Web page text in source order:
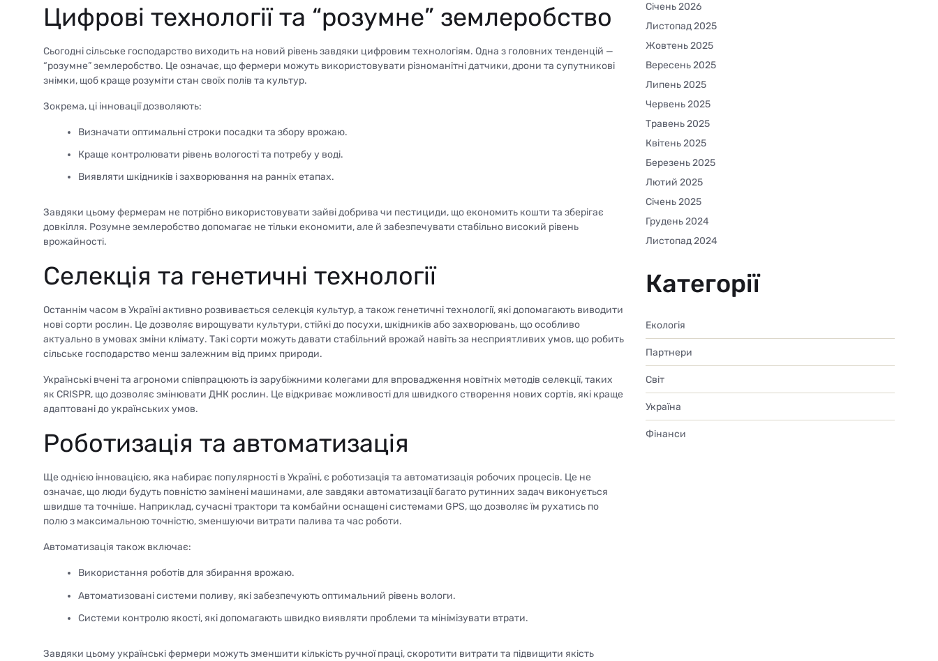
Цифрові технології та “розумне” землеробство
Сьогодні сільське господарство виходить на новий рівень завдяки цифровим технологіям. Одна з головних тенденцій —
“розумне” землеробство. Це означає, що фермери можуть використовувати різноманітні датчики, дрони та супутникові
знімки, щоб краще розуміти стан своїх полів та культур.
Зокрема, ці інновації дозволяють:
Визначати оптимальні строки посадки та збору врожаю.
Краще контролювати рівень вологості та потребу у воді.
Виявляти шкідників і захворювання на ранніх етапах.
Завдяки цьому фермерам не потрібно використовувати зайві добрива чи пестициди, що економить кошти та зберігає
довкілля. Розумне землеробство допомагає не тільки економити, але й забезпечувати стабільно високий рівень
врожайності.
Селекція та генетичні технології
Останнім часом в Україні активно розвивається селекція культур, а також генетичні технології, які допомагають виводити
нові сорти рослин. Це дозволяє вирощувати культури, стійкі до посухи, шкідників або захворювань, що особливо
актуально в умовах зміни клімату. Такі сорти можуть давати стабільний врожай навіть за несприятливих умов, що робить
сільське господарство менш залежним від примх природи.
Українські вчені та агрономи співпрацюють із зарубіжними колегами для впровадження новітніх методів селекції, таких
як CRISPR, що дозволяє змінювати ДНК рослин. Це відкриває можливості для швидкого створення нових сортів, які краще
адаптовані до українських умов.
Роботизація та автоматизація
Ще однією інновацією, яка набирає популярності в Україні, є роботизація та автоматизація робочих процесів. Це не
означає, що люди будуть повністю замінені машинами, але завдяки автоматизації багато рутинних задач виконується
швидше та точніше. Наприклад, сучасні трактори та комбайни оснащені системами GPS, що дозволяє їм рухатись по
полю з максимальною точністю, зменшуючи витрати палива та час роботи.
Автоматизація також включає:
Використання роботів для збирання врожаю.
Автоматизовані системи поливу, які забезпечують оптимальний рівень вологи.
Системи контролю якості, які допомагають швидко виявляти проблеми та мінімізувати втрати.
Завдяки цьому українські фермери можуть зменшити кількість ручної праці, скоротити витрати та підвищити якість
Січень 2026
Листопад 2025
Жовтень 2025
Вересень 2025
Липень 2025
Червень 2025
Травень 2025
Квітень 2025
Березень 2025
Лютий 2025
Січень 2025
Грудень 2024
Листопад 2024
Категорії
Екологія
Партнери
Світ
Україна
Фінанси